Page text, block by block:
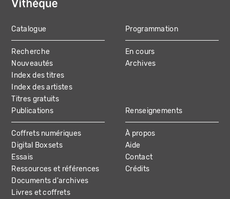
MAIN
NAVIGATION
Catalogue
Recherche
Nouveautés
Index des titres
Index des artistes
Titres gratuits
Programmation
En cours
Archives
Publications
Coffrets numériques
Digital Boxsets
Essais
Ressources et références
Documents d'archives
Livres et coffrets
Renseignements
À propos
Aide
Contact
Crédits